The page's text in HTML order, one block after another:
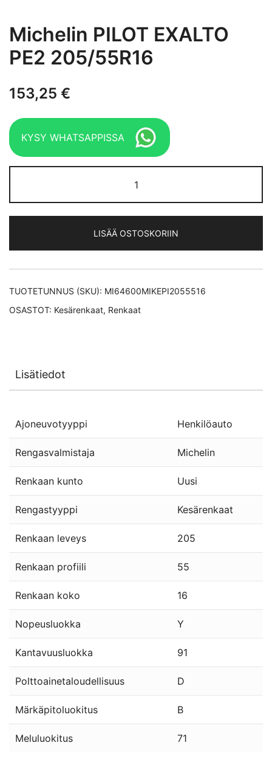
Michelin PILOT EXALTO
PE2 205/55R16
153,25 €
KYSY WHATSAPPISSA
PILOT
EXALTO
205/55R16
määrä
LISÄÄ OSTOSKORIIN
TUOTETUNNUS (SKU): MI64600MIKEPI2055516
OSASTOT: Kesärenkaat, Renkaat
Lisätiedot
Ajoneuvotyyppi Henkilöauto
Rengasvalmistaja Michelin
Renkaan kunto Uusi
Rengastyyppi Kesärenkaat
Renkaan leveys 205
Renkaan profiili 55
Renkaan koko 16
Nopeusluokka Y
Kantavuusluokka 91
Polttoainetaloudellisuus D
Märkäpitoluokitus B
Meluluokitus 71